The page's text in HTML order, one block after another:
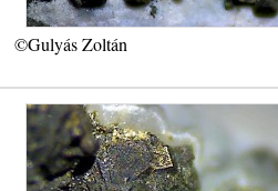
©Gulyás Zoltán